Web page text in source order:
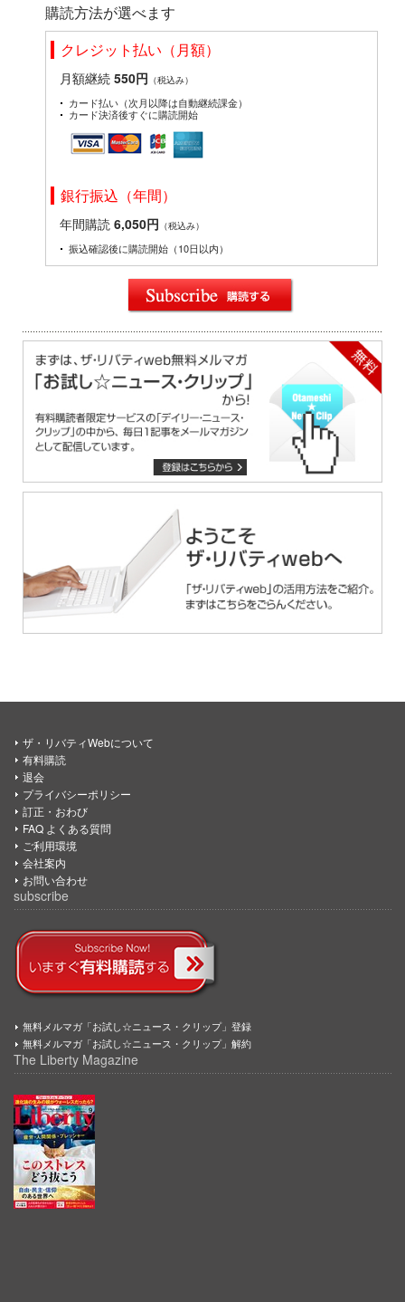
購読方法が選べます
クレジット払い（月額）
月額継続 550円 （税込み）
カード払い（次月以降は自動継続課金）
カード決済後すぐに購読開始
銀行振込（年間）
年間購読 6,050円 （税込み）
振込確認後に購読開始（10日以内）
ザ・リバティWebについて
有料購読
退会
プライバシーポリシー
訂正・おわび
FAQ よくある質問
ご利用環境
会社案内
お問い合わせ
subscribe
無料メルマガ「お試し☆ニュース・クリップ」登録
無料メルマガ「お試し☆ニュース・クリップ」解約
The Liberty Magazine